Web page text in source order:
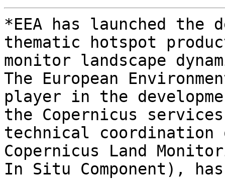
*EEA has launched the
thematic hotspot
monitor landscape
The European
player in the
the Copernicus
technical coordination
Copernicus Land
In Situ Component), has